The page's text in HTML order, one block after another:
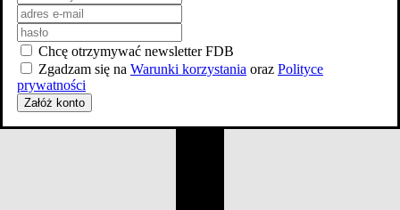
18
Chcę otrzymywać newsletter FDB
Zgadzam się na Warunki korzystania oraz Polityce
prywatności
Załóż konto